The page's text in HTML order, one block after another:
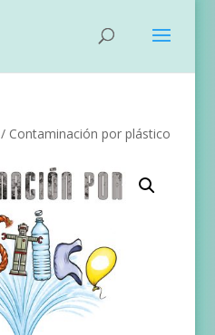
/ Contaminación por plástico